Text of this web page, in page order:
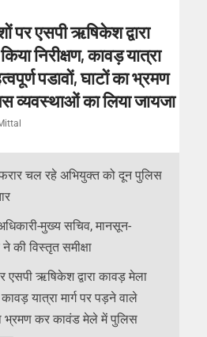
पर एसपी ऋषिकेश द्वारा
निरीक्षण, कावड़ यात्रा
पडावों, घाटों का भ्रमण
व्यवस्थाओं का लिया जायजा
फरार चल रहे अभियुक्त को दून पुलिस
मुख्य सचिव, मानसून-
विस्तृत समीक्षा
एसपी ऋषिकेश द्वारा कावड़ मेला
कावड़ यात्रा मार्ग पर पड़ने वाले
भ्रमण कर कावंड मेले में पुलिस